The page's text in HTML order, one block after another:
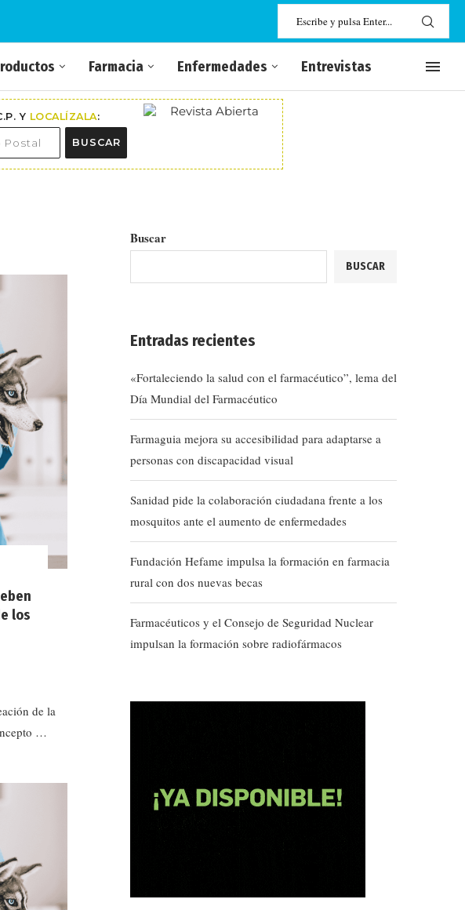
Farmacia Enfermedades Entrevistas
Y LOCALÍZALA:
BUSCAR
los
de la
…
Buscar
BUSCAR
Entradas recientes
«Fortaleciendo la salud con el farmacéutico”, lema del
Día Mundial del Farmacéutico
Farmaguia mejora su accesibilidad para adaptarse a
personas con discapacidad visual
Sanidad pide la colaboración ciudadana frente a los
mosquitos ante el aumento de enfermedades
Fundación Hefame impulsa la formación en farmacia
rural con dos nuevas becas
Farmacéuticos y el Consejo de Seguridad Nuclear
impulsan la formación sobre radiofármacos